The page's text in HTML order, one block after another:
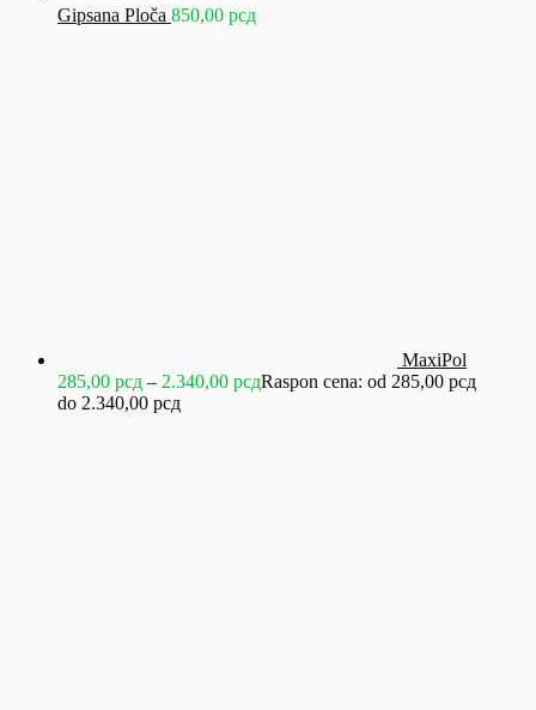
Gipsana Ploča 850,00 рсд
MaxiPol
285,00 рсд – 2.340,00 рсдRaspon cena: od 285,00 рсд
do 2.340,00 рсд